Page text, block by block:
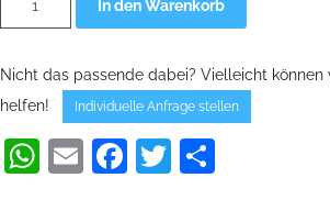
Universale
Handy
Metall
Menge
In den Warenkorb
Nicht das passende dabei? Vielleicht
helfen!
Individuelle Anfrage stellen
WhatsApp
EmailFacebook
Twitter